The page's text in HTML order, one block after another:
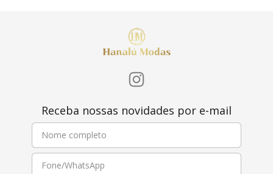
Receba nossas novidades por e-mail